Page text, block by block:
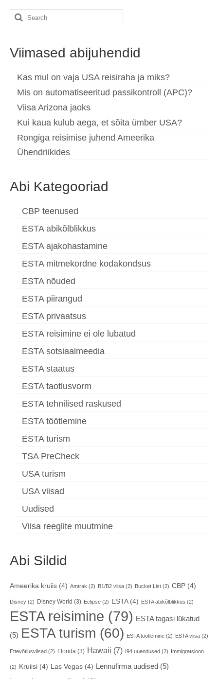
Search
Viimased abijuhendid
Kas mul on vaja USA reisiraha ja miks?
Mis on automatiseeritud passikontroll (APC)?
Viisa Arizona jaoks
Kui kaua kulub aega, et sõita ümber USA?
Rongiga reisimise juhend Ameerika
Ühendriikides
Abi Kategooriad
CBP teenused
ESTA abikõlblikkus
ESTA ajakohastamine
ESTA mitmekordne kodakondsus
ESTA nõuded
ESTA piirangud
ESTA privaatsus
ESTA reisimine ei ole lubatud
ESTA sotsiaalmeedia
ESTA staatus
ESTA taotlusvorm
ESTA tehnilised raskused
ESTA töötlemine
ESTA turism
TSA PreCheck
USA turism
USA viisad
Uudised
Viisa reeglite muutmine
Abi Sildid
Ameerika kruiis (4) Amtrak (2) B1/B2 viisa (2) Bucket List (2) CBP (4)
Disney (2) Disney World (3) Eclipse (2) ESTA(4) ESTA abikõlblikkus (2)
ESTA reisimine (79) ESTA tagasi lükatud
(5) ESTA turism (60) ESTA töötlemine (2) ESTA viisa (2)
Ettevõtlusviisad (2) Florida (3) Hawaii (7) I94 uuendused (2) Immigratsioon
(2) Kruiisi (4) Las Vegas (4) Lennufirma uudised (5)